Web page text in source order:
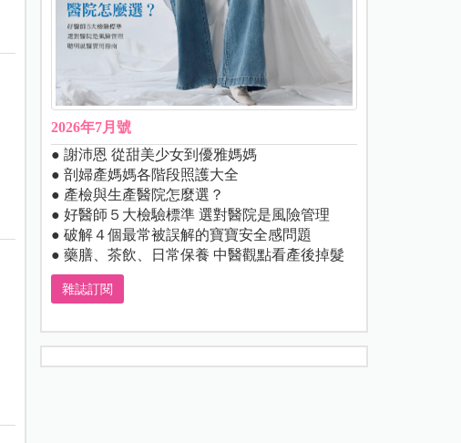
2026年7月號
● 謝沛恩 從甜美少女到優雅媽媽
● 剖婦產媽媽各階段照護大全
● 產檢與生產醫院怎麼選？
● 好醫師５大檢驗標準 選對醫院是風險管理
● 破解４個最常被誤解的寶寶安全感問題
● 藥膳、茶飲、日常保養 中醫觀點看產後掉髮
雜誌訂閱